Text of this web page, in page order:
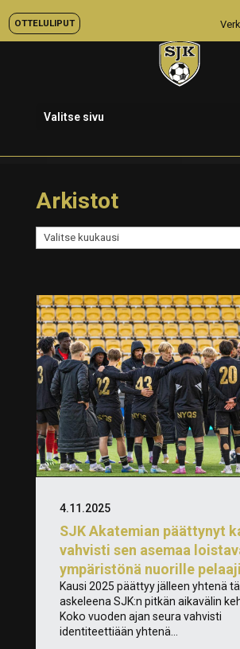
OTTELULIPUT
Valitse sivu
Arkistot
Arkistot
SJK Akatemian päättynyt
vahvisti sen asemaa
ympäristönä nuorille
4.11.2025
Kausi 2025 päättyy jälleen yhtenä
askeleena SJK:n pitkän aikavälin
Koko vuoden ajan seura vahvisti
identiteettiään yhtenä...